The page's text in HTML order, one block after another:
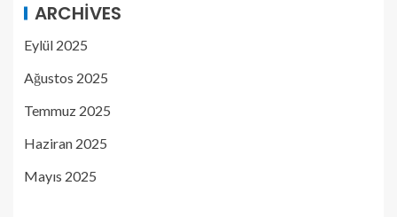
ARCHIVES
Eylül 2025
Ağustos 2025
Temmuz 2025
Haziran 2025
Mayıs 2025